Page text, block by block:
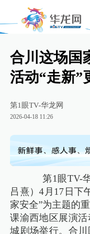
合川这场国
活动“走新”
第1眼TV-华龙网
2026-04-18 11:26
第1眼TV-华
吕熹）4月17日下
家安全”为主题的
课渝西地区展演
城剧场举行。合